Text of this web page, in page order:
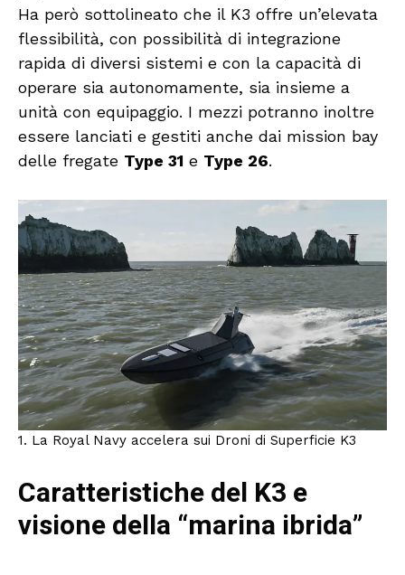
Ha però sottolineato che il K3 offre un’elevata
flessibilità, con possibilità di integrazione
rapida di diversi sistemi e con la capacità di
operare sia autonomamente, sia insieme a
unità con equipaggio. I mezzi potranno inoltre
essere lanciati e gestiti anche dai mission bay
delle fregate Type 31 e Type 26.
1. La Royal Navy accelera sui Droni di Superficie K3
Caratteristiche del K3 e
visione della “marina ibrida”